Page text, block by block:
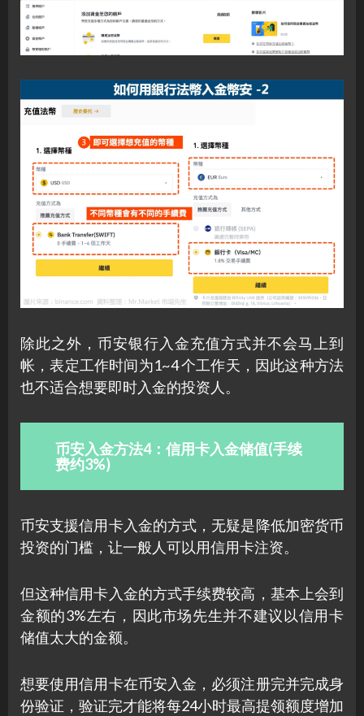
除此之外，币安银行入金充值方式并不会马上到
帐，表定工作时间为1~4 个工作天，因此这种方法
也不适合想要即时入金的投资人。
币安入金方法4：信用卡入金储值(手续
费约3%)
币安支援信用卡入金的方式，无疑是降低加密货币
投资的门槛，让一般人可以用信用卡注资。
但这种信用卡入金的方式手续费较高，基本上会到
金额的3%左右，因此市场先生并不建议以信用卡
储值太大的金额。
想要使用信用卡在币安入金，必须注册完并完成身
份验证，验证完才能将每24小时最高提领额度增加